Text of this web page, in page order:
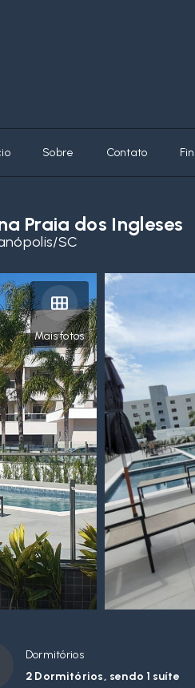
Sobre Contato
Praia dos Ingleses
SC
Mais fotos
Dormitórios
2 Dormitórios, sendo 1 suíte